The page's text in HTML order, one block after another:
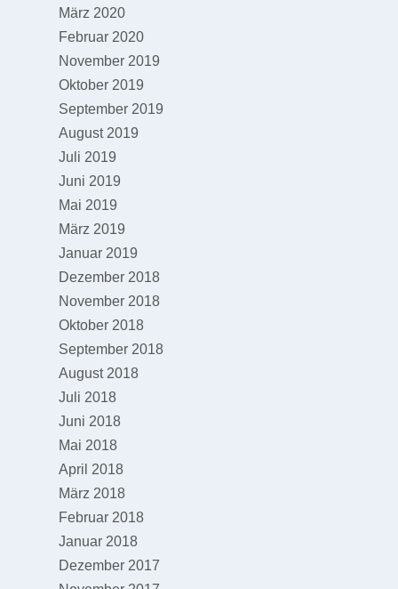
März 2020
Februar 2020
November 2019
Oktober 2019
September 2019
August 2019
Juli 2019
Juni 2019
Mai 2019
März 2019
Januar 2019
Dezember 2018
November 2018
Oktober 2018
September 2018
August 2018
Juli 2018
Juni 2018
Mai 2018
April 2018
März 2018
Februar 2018
Januar 2018
Dezember 2017